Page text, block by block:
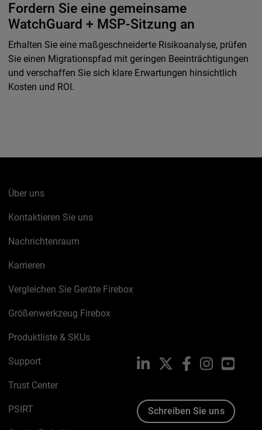
Fordern Sie eine gemeinsame
WatchGuard + MSP-Sitzung an
Erhalten Sie eine maßgeschneiderte Risikoanalyse, prüfen
Sie einen Migrationspfad mit geringen Beeinträchtigungen
und verschaffen Sie sich klare Erwartungen hinsichtlich
Kosten und ROI.
Über uns
Kontaktieren Sie uns
Nachrichtenraum
Karrieren
Vergleichen Sie Geräte Firebox
Größenwerkzeug Firebox
Produktliste & SKUs
Support
Trust Center
PSIRT
LinkedIn FacebookInstagram
Schreiben Sie uns